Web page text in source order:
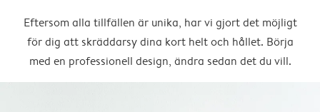
Eftersom alla tillfällen är unika, har vi gjort det möjligt
för dig att skräddarsy dina kort helt och hållet. Börja
med en professionell design, ändra sedan det du vill.